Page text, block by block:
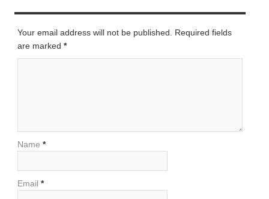
Your email address will not be published. Required fields
are marked *
Name *
Email *